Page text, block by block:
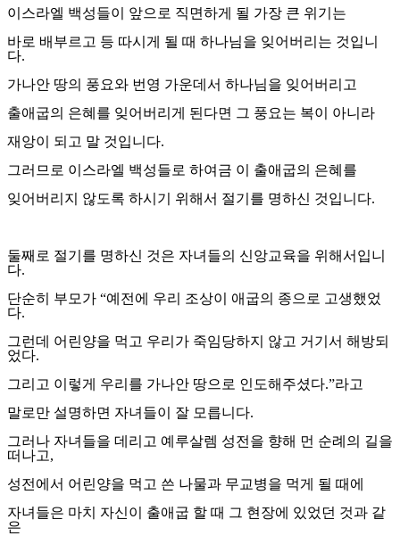
이스라엘 백성들이 앞으로 직면하게 될 가장 큰 위기는
바로 배부르고 등 따시게 될 때 하나님을 잊어버리는 것입니
다.
가나안 땅의 풍요와 번영 가운데서 하나님을 잊어버리고
출애굽의 은혜를 잊어버리게 된다면 그 풍요는 복이 아니라
재앙이 되고 말 것입니다.
그러므로 이스라엘 백성들로 하여금 이 출애굽의 은혜를
잊어버리지 않도록 하시기 위해서 절기를 명하신 것입니다.
둘째로 절기를 명하신 것은 자녀들의 신앙교육을 위해서입니
다.
단순히 부모가 “예전에 우리 조상이 애굽의 종으로 고생했었
다.
그런데 어린양을 먹고 우리가 죽임당하지 않고 거기서 해방되
었다.
그리고 이렇게 우리를 가나안 땅으로 인도해주셨다.”라고
말로만 설명하면 자녀들이 잘 모릅니다.
그러나 자녀들을 데리고 예루살렘 성전을 향해 먼 순례의 길을
떠나고,
성전에서 어린양을 먹고 쓴 나물과 무교병을 먹게 될 때에
자녀들은 마치 자신이 출애굽 할 때 그 현장에 있었던 것과 같
은